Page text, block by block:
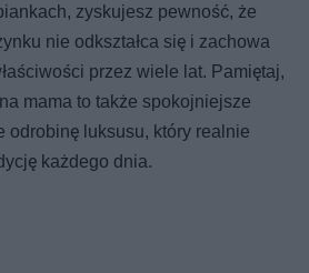
zyskujesz pewność, że
nie odkształca się i zachowa
przez wiele lat. Pamiętaj,
mama to także spokojniejsze
odrobinę luksusu, który realnie
każdego dnia.